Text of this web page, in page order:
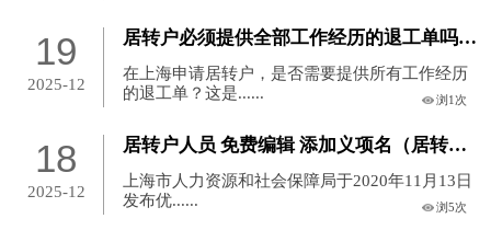
19
2025-12
居转户必须提供全部工作经历的退工单吗？（居转户办到一半从单位离职怎么办）
在上海申请居转户，是否需要提供所有工作经历
的退工单？这是......
浏1次
18
2025-12
居转户人员 免费编辑 添加义项名（居转户操作指引 新系统）
上海市人力资源和社会保障局于2020年11月13日
发布优......
浏5次